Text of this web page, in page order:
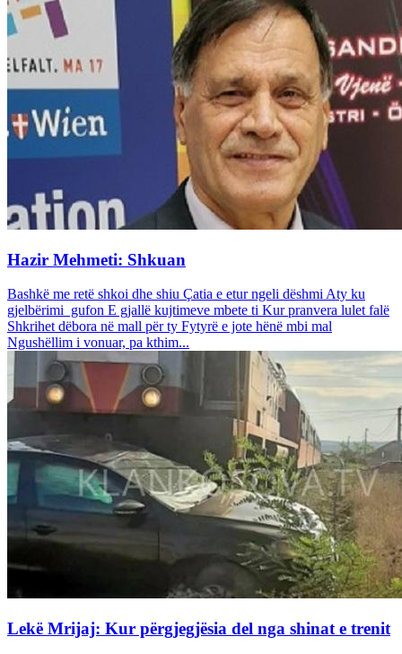
Hazir Mehmeti: Shkuan
Bashkë me retë shkoi dhe shiu Çatia e etur ngeli dëshmi Aty ku
gjelbërimi gufon E gjallë kujtimeve mbete ti Kur pranvera lulet falë
Shkrihet dëbora në mall për ty Fytyrë e jote hënë mbi mal
Ngushëllim i vonuar, pa kthim...
Lekë Mrijaj: Kur përgjegjësia del nga shinat e trenit